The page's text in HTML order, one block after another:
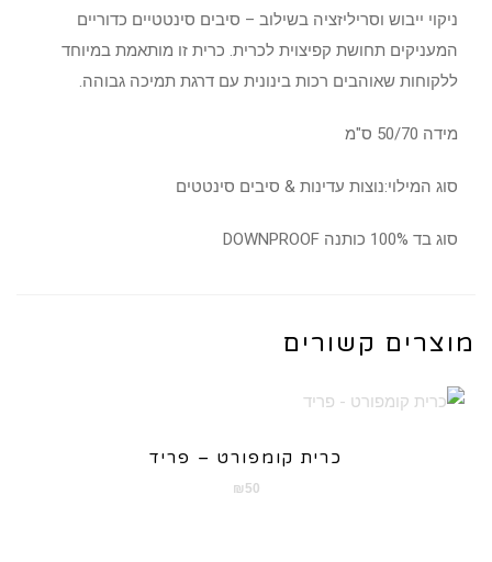
ניקוי ייבוש וסריליזציה בשילוב – סיבים סינטטיים כדוריים
המעניקים תחושת קפיצוית לכרית. כרית זו מותאמת במיוחד
ללקוחות שאוהבים רכות בינונית עם דרגת תמיכה גבוהה.
מידה 50/70 ס"מ
סוג המילוי:נוצות עדינות & סיבים סינטטים
סוג בד 100% כותנה DOWNPROOF
מוצרים קשורים
כרית קומפורט – פריד
₪ 50